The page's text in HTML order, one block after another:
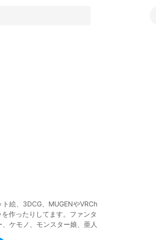
ト絵、3DCG、MUGENやVRCh
作ったりしてます。ファンタ
ケモノ、モンスター娘、亜人